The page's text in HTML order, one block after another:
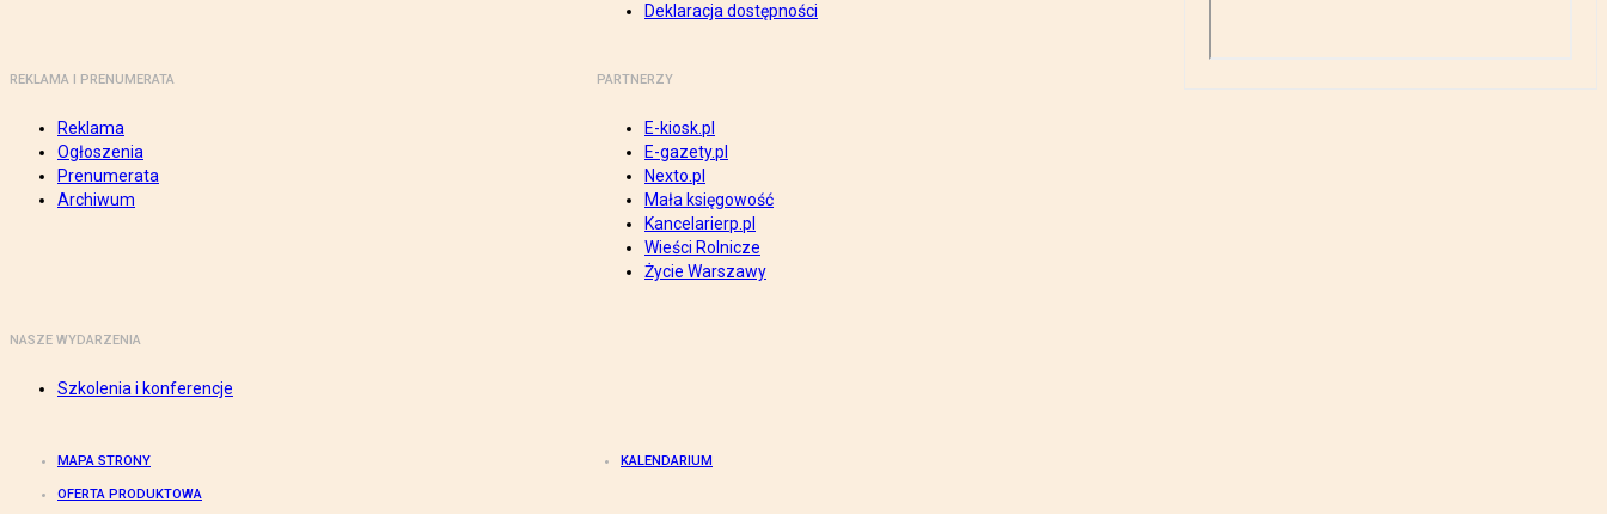
Deklaracja dostępności
REKLAMA I PRENUMERATA
Reklama
Ogłoszenia
Prenumerata
Archiwum
PARTNERZY
E-kiosk.pl
E-gazety.pl
Nexto.pl
Mała księgowość
Kancelarierp.pl
Wieści Rolnicze
Życie Warszawy
NASZE WYDARZENIA
Szkolenia i konferencje
MAPA STRONY KALENDARIUM
OFERTA PRODUKTOWA